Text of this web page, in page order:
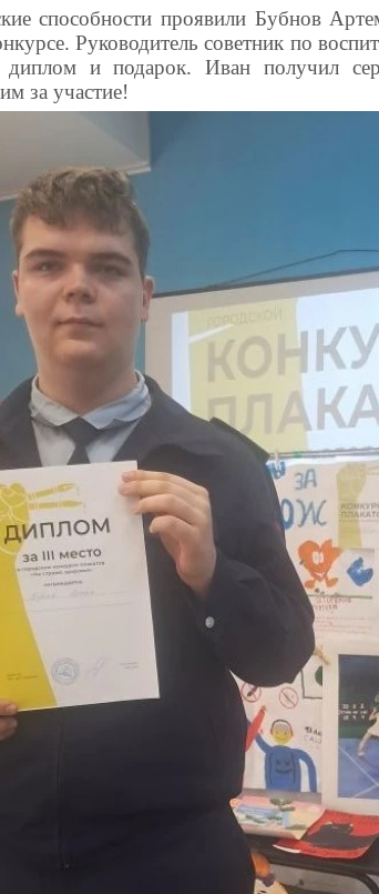
способности проявили Бубнов
Руководитель советник по
и подарок. Иван получил
за участие!